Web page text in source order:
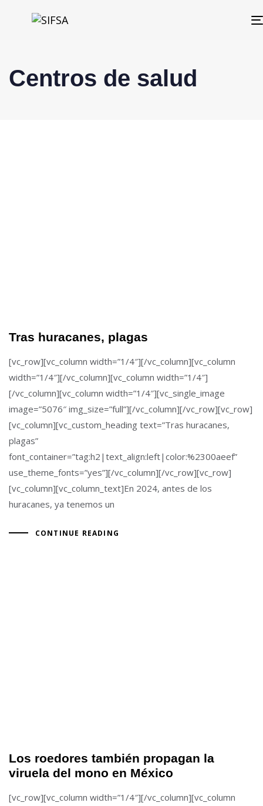
Centros de salud
Tras huracanes, plagas
[vc_row][vc_column width=”1/4″][/vc_column][vc_column
width=”1/4″][/vc_column][vc_column width=”1/4″]
[/vc_column][vc_column width=”1/4″][vc_single_image
image=”5076″ img_size=”full”][/vc_column][/vc_row][vc_row]
[vc_column][vc_custom_heading text=”Tras huracanes,
plagas”
font_container=”tag:h2|text_align:left|color:%2300aeef”
use_theme_fonts=”yes”][/vc_column][/vc_row][vc_row]
[vc_column][vc_column_text]En 2024, antes de los
huracanes, ya tenemos un
CONTINUE READING
Los roedores también propagan la
viruela del mono en México
[vc_row][vc_column width=”1/4″][/vc_column][vc_column